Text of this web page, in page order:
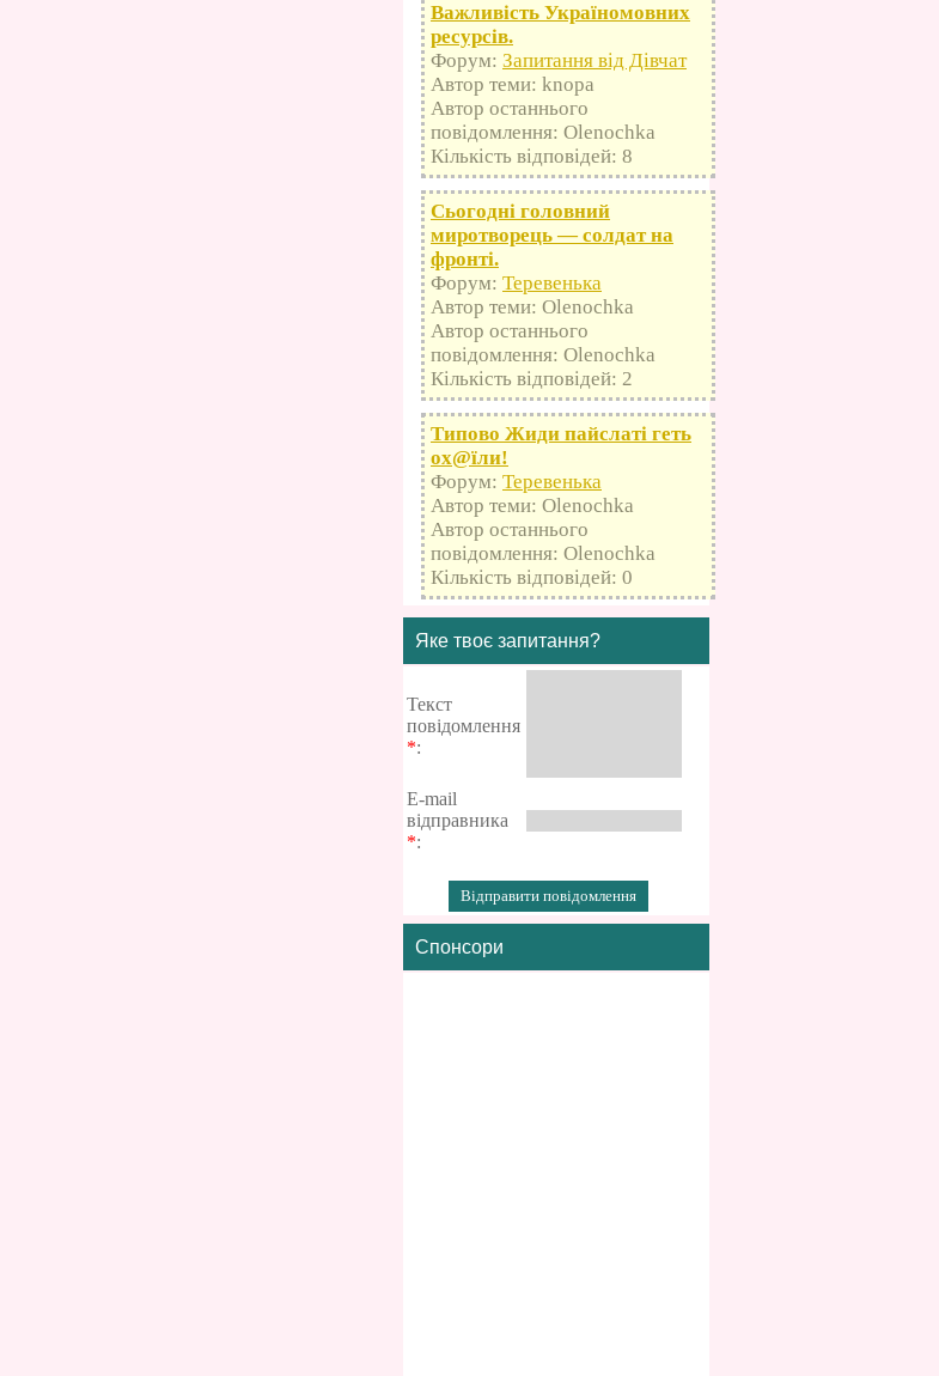
Важливість Україномовних
ресурсів.
Форум: Запитання від Дівчат
Автор теми: knopa
Автор останнього
повідомлення: Olenochka
Кількість відповідей: 8
Сьогодні головний
миротворець — солдат на
фронті.
Форум: Теревенька
Автор теми: Olenochka
Автор останнього
повідомлення: Olenochka
Кількість відповідей: 2
Типово Жиди пайслаті геть
оx@їли!
Форум: Теревенька
Автор теми: Olenochka
Автор останнього
повідомлення: Olenochka
Кількість відповідей: 0
Яке твоє запитання?
Текст
повідомлення
*:
E-mail
відправника
*:
Спонсори